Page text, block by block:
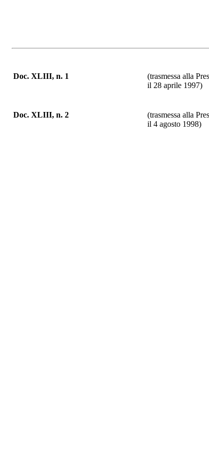
Doc. XLIII, n. 1
(trasmessa alla
il 28 aprile 1997)
Doc. XLIII, n. 2
(trasmessa alla
il 4 agosto 1998)